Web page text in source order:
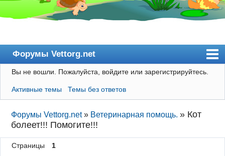
Форумы Vettorg.net
Главная
Пользователи
Правила
Поиск
Регистрация
Вы не вошли. Пожалуйста, войдите или зарегистрируйтесь.
Активные темы Темы без ответов
Форумы Vettorg.net » Ветеринарная помощь. » Кот
болеет!!! Помогите!!!
Страницы
1